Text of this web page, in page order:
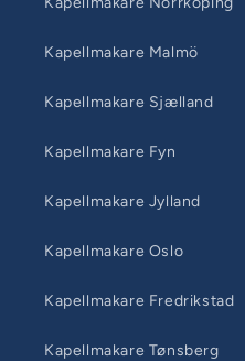
Kapellmakare Malmö
Kapellmakare Sjælland
Kapellmakare Fyn
Kapellmakare Jylland
Kapellmakare Oslo
Kapellmakare Fredrikstad
Kapellmakare Tønsberg